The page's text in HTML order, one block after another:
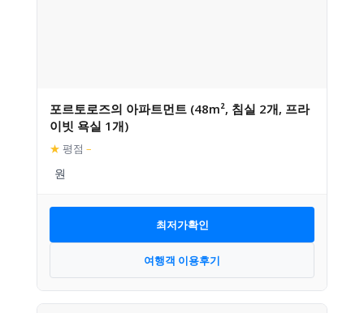
포르토로즈의 아파트먼트 (48m², 침실 2개, 프라
이빗 욕실 1개)
★ 평점 –
최저가확인
여행객 이용후기